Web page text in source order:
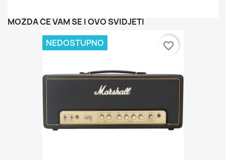
MOŽDA ĆE VAM SE I OVO SVIDJETI
NEDOSTUPNO favorite_border